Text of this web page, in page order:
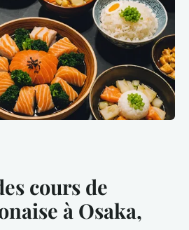
cours de
à Osaka,